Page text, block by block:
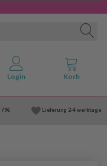
79€ Lieferung 2-4 werktage